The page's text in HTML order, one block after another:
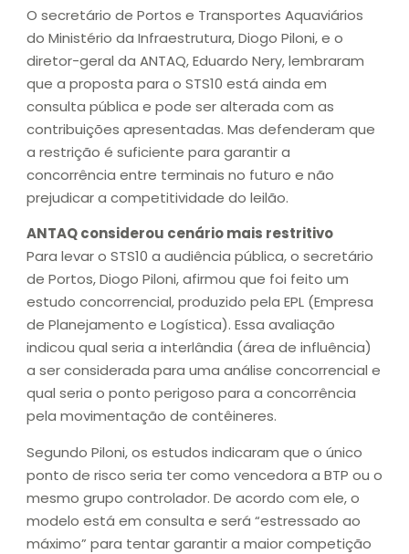
O secretário de Portos e Transportes Aquaviários
do Ministério da Infraestrutura, Diogo Piloni, e o
diretor-geral da ANTAQ, Eduardo Nery, lembraram
que a proposta para o STS10 está ainda em
consulta pública e pode ser alterada com as
contribuições apresentadas. Mas defenderam que
a restrição é suficiente para garantir a
concorrência entre terminais no futuro e não
prejudicar a competitividade do leilão.
ANTAQ considerou cenário mais restritivo
Para levar o STS10 a audiência pública, o secretário
de Portos, Diogo Piloni, afirmou que foi feito um
estudo concorrencial, produzido pela EPL (Empresa
de Planejamento e Logística). Essa avaliação
indicou qual seria a interlândia (área de influência)
a ser considerada para uma análise concorrencial e
qual seria o ponto perigoso para a concorrência
pela movimentação de contêineres.
Segundo Piloni, os estudos indicaram que o único
ponto de risco seria ter como vencedora a BTP ou o
mesmo grupo controlador. De acordo com ele, o
modelo está em consulta e será “estressado ao
máximo” para tentar garantir a maior competição